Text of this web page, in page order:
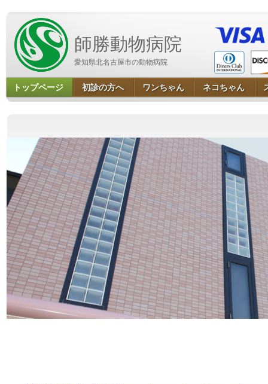
師勝動物病院
愛知県北名古屋市の動物病院
トップページ 初診の方へ ワンちゃん ネコちゃん